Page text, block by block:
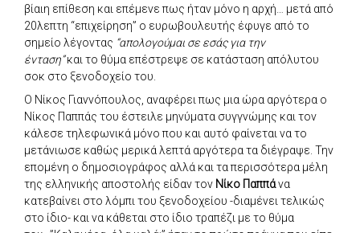
βίαιη επίθεση και επέμενε πως ήταν μόνο η αρχή… μετά από
20λεπτη “επιχείρηση” ο ευρωβουλευτής έφυγε από το
σημείο λέγοντας “απολογούμαι σε εσάς για την
ένταση”και το θύμα επέστρεψε σε κατάσταση απόλυτου
σοκ στο ξενοδοχείο του.
Ο Νίκος Γιαννόπουλος, αναφέρει πως μια ώρα αργότερα ο
Νίκος Παππάς του έστειλε μηνύματα συγγνώμης και τον
κάλεσε τηλεφωνικά μόνο που και αυτό φαίνεται να το
μετάνιωσε καθώς μερικά λεπτά αργότερα τα διέγραψε. Την
επομένη ο δημοσιογράφος αλλά και τα περισσότερα μέλη
της ελληνικής αποστολής είδαν τον Νίκο Παππάνα
κατεβαίνει στο λόμπι του ξενοδοχείου -διαμένει τελικώς
στο ίδιο- και να κάθεται στο ίδιο τραπέζι με το θύμα